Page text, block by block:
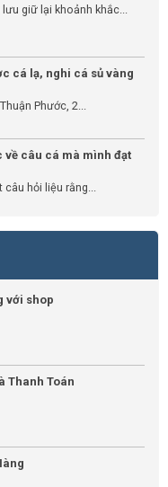
giữ lại khoảnh khắc...
cá lạ, nghi cá sủ vàng
Phước, 2...
về câu cá mà mình đạt
câu hỏi liệu rằng...
với shop
Thanh Toán